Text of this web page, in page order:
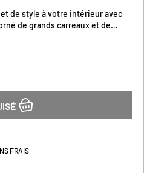
de style à votre intérieur avec
de grands carreaux et de
envelopper lors de vos
une note chaleureuse à
séduit par sa douceur
tout en apportant une
à votre décoration. Contient de
Dimensions (cm) : H240 x
FRAIS